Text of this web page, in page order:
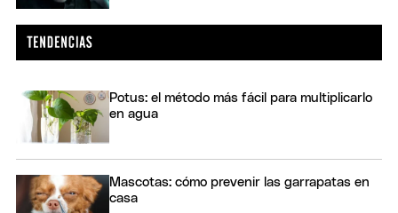
Potus: el método más fácil para multiplicarlo
en agua
Mascotas: cómo prevenir las garrapatas en
casa